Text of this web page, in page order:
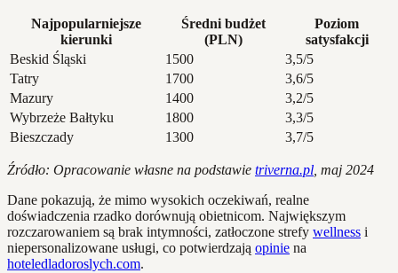
Najpopularniejsze
kierunki
Średni budżet
(PLN)
Poziom
satysfakcji
Beskid Śląski
1500
3,5/5
Tatry
1700
3,6/5
Mazury
1400
3,2/5
Wybrzeże Bałtyku
1800
3,3/5
Bieszczady
1300 3,7/5
Źródło: Opracowanie własne na podstawie triverna.pl , maj 2024
Dane pokazują, że mimo wysokich oczekiwań, realne
doświadczenia rzadko dorównują obietnicom. Największym
rozczarowaniem są brak intymności, zatłoczone strefy wellness i
niepersonalizowane usługi, co potwierdzają opinie na
hoteledladoroslych.com.